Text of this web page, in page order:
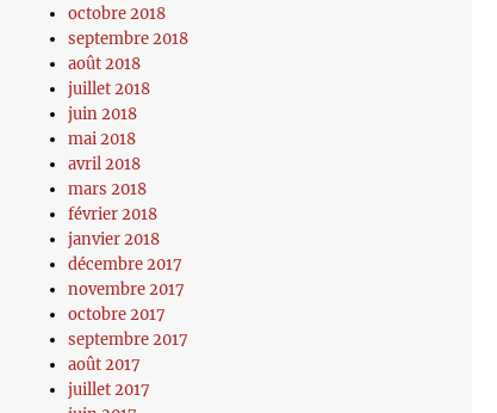
octobre 2018
septembre 2018
août 2018
juillet 2018
juin 2018
mai 2018
avril 2018
mars 2018
février 2018
janvier 2018
décembre 2017
novembre 2017
octobre 2017
septembre 2017
août 2017
juillet 2017